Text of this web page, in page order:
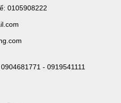
0105908222
- 0919541111